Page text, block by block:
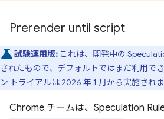
Prerender until script
試験運用版: これは、開発中の
されたもので、デフォルトではまだ利用で
ン トライアルは 2026 年 1 月から実施されま
Chrome チームは、Speculation